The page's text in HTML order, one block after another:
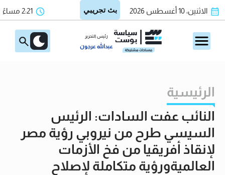
الاثنين، 10 أغسطس 2026 2:21 مساءً
رئيس التحرير
عبدالله عرجون
الرئيسية
النائب عفت السادات: الرئيس
السيسي طرح من نيروبي رؤية مصر
لإنقاذ أفريقيا من فخ الأزمات
العالميةورؤية متكاملة لإصلاح